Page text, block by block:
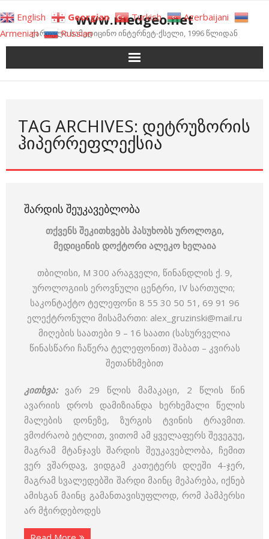
to
content
www.medgeo.net
ქართული სამედიცინო ინტერნეტ-ქსელი, 1996 წლიდან
TAG ARCHIVES: ᲓᲔᲢᲠᲣᲖᲝᲠᲘᲡ
ᲰᲘᲞᲔᲠᲠᲔᲤᲚᲔᲥᲡᲘᲐ
ᲨᲐᲠᲓᲘᲡ ᲨᲔᲣᲙᲐᲕᲔᲑᲚᲝᲑᲐ
თქვენს შეკითხვებს პასუხობს უროლოგი,
მედიცინის დოქტორი ალეკო ხელაია
თბილისი, M 300 არაგველი, წინანდლის ქ. 9,
უროლოგიის ეროვნული ცენტრი, IV სართული;
საკონტაქტო ტელეფონი 8 55 30 50 51, 69 91 96
ელექტრონული მისამართი: alex_gruzinski@mail.ru
მიღების საათები 9 – 16 საათი (სასურველია
წინასწარი ჩაწერა ტელეფონით) შაბათ – კვირას
შეთანხმებით
კითხვა:
ვარ 29 წლის მამაკაცი, 2 წლის წინ
ავარიის დროს დამიზიანდა ხერხემალი წელის
მალების დონეზე, ზურგის ტვინის ტრავმით.
ვმოძრაობ ეტლით, ვითომ ამ ყველაფერს შევეგუე,
მაგრამ მტანჯავს შარდის შეუკავებლობა, ჩემით
ვერ ვშარდავ, ვიდგამ კათეტერს დღეში 4-ჯერ,
მაგრამ სვალედებში შარდი მაინც მეპარება, იქნებ
ამისგან მაინც გამანთავისუფლოდ, რომ პამპერსი
არ მჭირდებოდეს
English Georgian Turkish
Azerbaijani
Armenian
Russian